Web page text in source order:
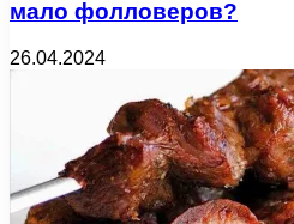
мало фолловеров?
26.04.2024